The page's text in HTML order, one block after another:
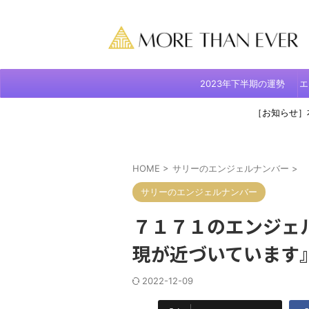
2023年下半期の運勢
［お知らせ
HOME > サリーのエンジェルナンバー >
サリーのエンジェルナンバー
７１７１のエンジ
現が近づいています
2022-12-09